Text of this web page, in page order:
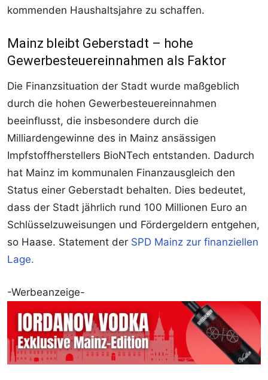
kommenden Haushaltsjahre zu schaffen.
Mainz bleibt Geberstadt – hohe
Gewerbesteuereinnahmen als Faktor
Die Finanzsituation der Stadt wurde maßgeblich
durch die hohen Gewerbesteuereinnahmen
beeinflusst, die insbesondere durch die
Milliardengewinne des in Mainz ansässigen
Impfstoffherstellers BioNTech entstanden. Dadurch
hat Mainz im kommunalen Finanzausgleich den
Status einer Geberstadt behalten. Dies bedeutet,
dass der Stadt jährlich rund 100 Millionen Euro an
Schlüsselzuweisungen und Fördergeldern entgehen,
so Haase. Statement der SPD Mainz zur finanziellen
Lage.
-Werbeanzeige-